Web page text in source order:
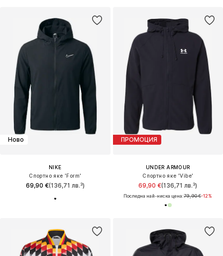
Ново
NIKE
Спортно яке 'Form'
69,90 €(136,71 лв.³)
ПРОМОЦИЯ
UNDER ARMOUR
Спортно яке 'Vibe'
69,90 €(136,71 лв.³)
Последна най-ниска цена:79,90 €-12%